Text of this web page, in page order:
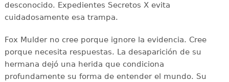
desconocido. Expedientes Secretos X evita
cuidadosamente esa trampa.
Fox Mulder no cree porque ignore la evidencia. Cree
porque necesita respuestas. La desaparición de su
hermana dejó una herida que condiciona
profundamente su forma de entender el mundo. Su